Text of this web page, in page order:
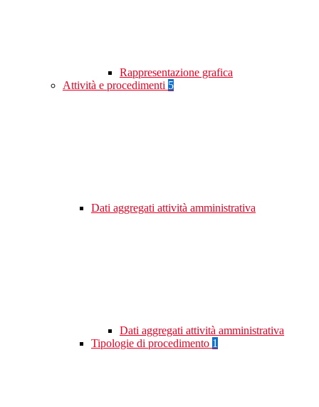
Rappresentazione grafica
Attività e procedimenti 5
Dati aggregati attività amministrativa
Dati aggregati attività amministrativa
Tipologie di procedimento 1